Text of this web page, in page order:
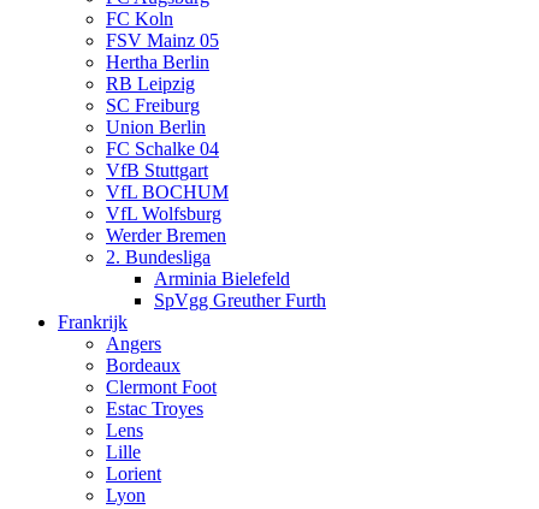
FC Koln
FSV Mainz 05
Hertha Berlin
RB Leipzig
SC Freiburg
Union Berlin
FC Schalke 04
VfB Stuttgart
VfL BOCHUM
VfL Wolfsburg
Werder Bremen
2. Bundesliga
Arminia Bielefeld
SpVgg Greuther Furth
Frankrijk
Angers
Bordeaux
Clermont Foot
Estac Troyes
Lens
Lille
Lorient
Lyon